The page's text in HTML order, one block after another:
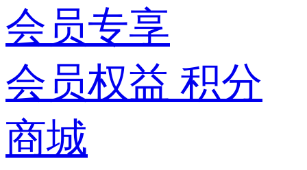
会员专享
会员权益 积分
商城